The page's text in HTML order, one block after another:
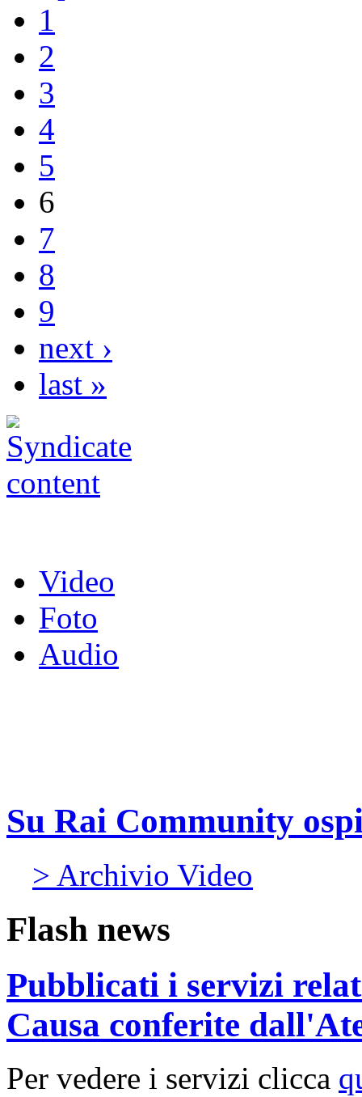
1
2
3
4
5
6
7
8
9
next ›
last »
Video
Foto
Audio
Su Rai Community
> Archivio Video
Flash news
Pubblicati i servizi
Causa conferite
Per vedere i servizi clicca